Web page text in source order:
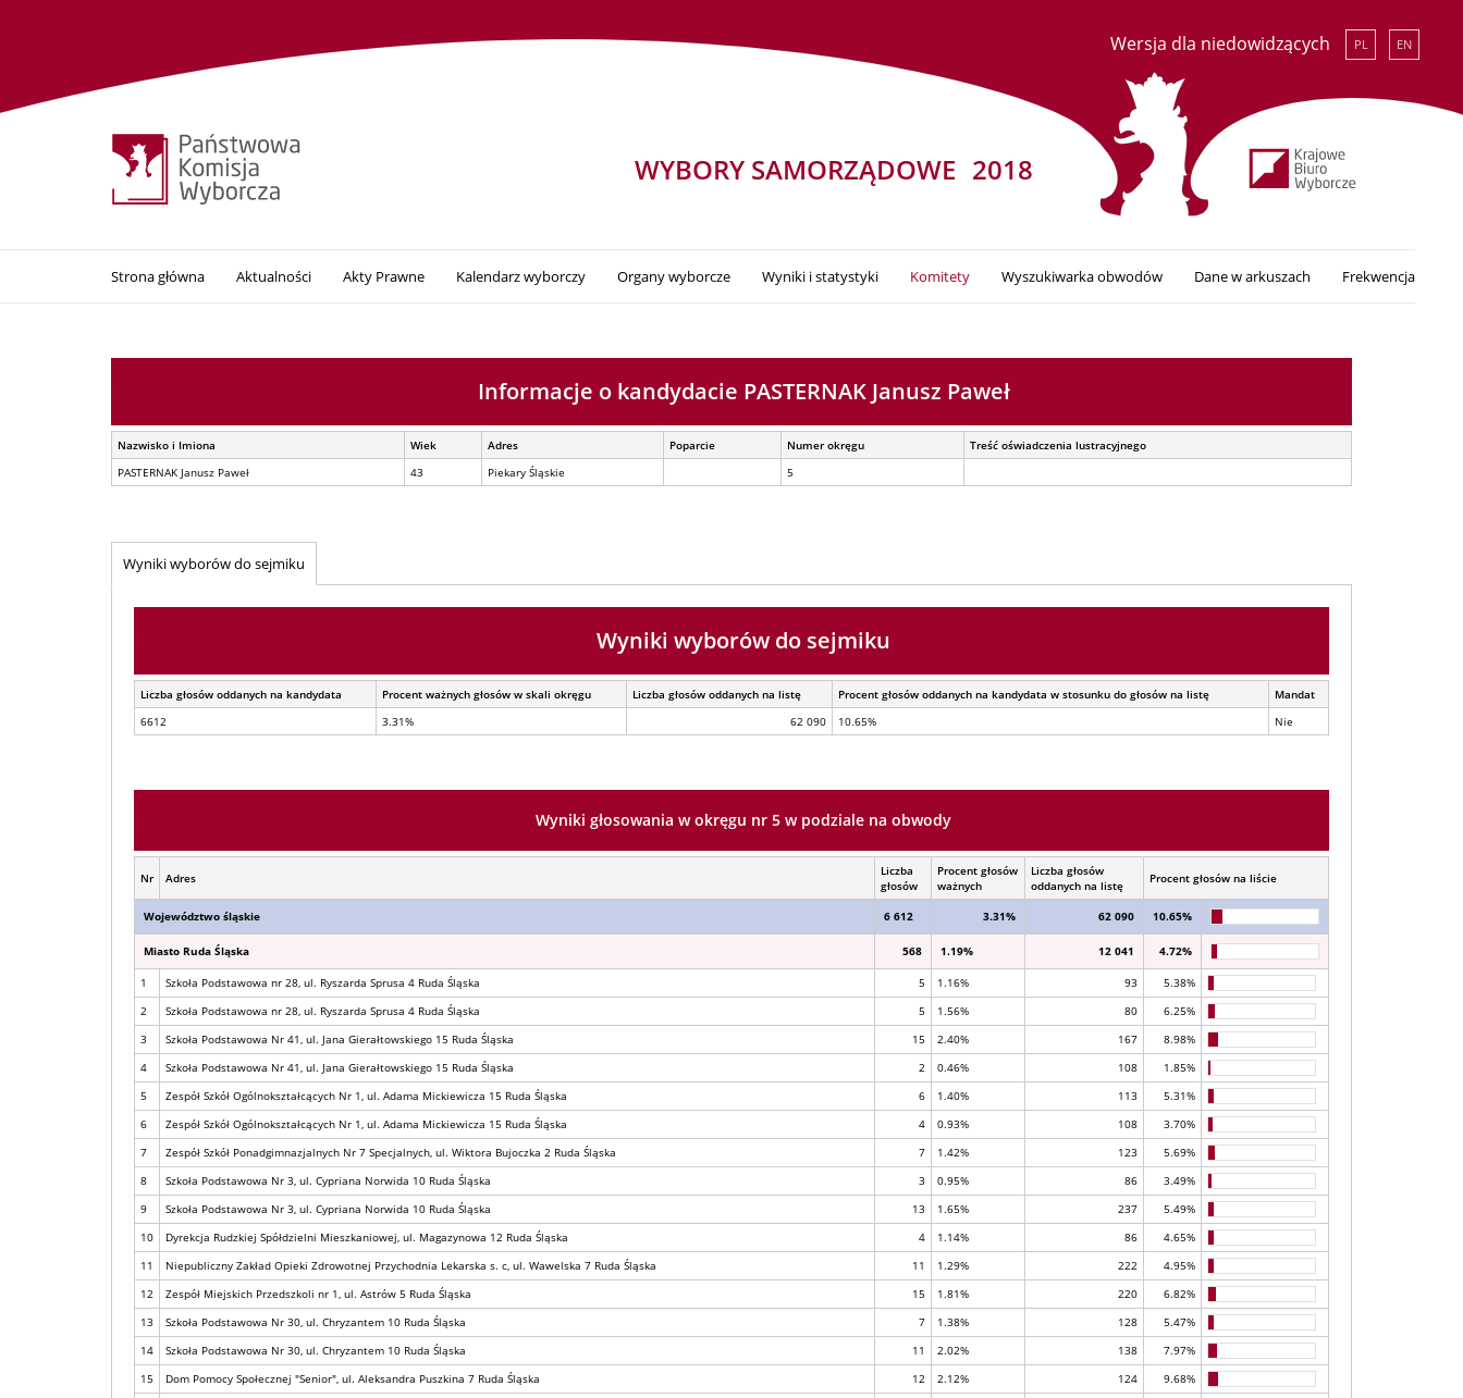
Wersja dla niedowidzących PL EN
WYBORY SAMORZĄDOWE 2018
Strona główna Aktualności Akty Prawne Kalendarz wyborczy Organy wyborcze Wyniki i statystyki Komitety Wyszukiwarka obwodów Dane w arkuszach Frekwencja
Informacje o kandydacie PASTERNAK Janusz Paweł
Nazwisko i Imiona Wiek Adres Poparcie Numer okręgu
Treść oświadczenia lustracyjnego
PASTERNAK Janusz Paweł
43 Piekary Śląskie 5
Wyniki wyborów do sejmiku
Wyniki wyborów do sejmiku
Liczba głosów oddanych na kandydata Procent ważnych głosów w skali okręgu Liczba głosów oddanych na listę Procent głosów oddanych na kandydata w stosunku do głosów na listę
Mandat
6612
3.31% 62 090 10.65% Nie
Wyniki głosowania w okręgu nr 5 w podziale na obwody
Nr Adres
Liczba
głosów
Procent głosów
ważnych
Liczba głosów
oddanych na listę
Procent głosów na liście
Województwo śląskie 6 612 3.31% 62 090 10.65%
Miasto Ruda Śląska 568 1.19% 12 041 4.72%
1 Szkoła Podstawowa nr 28, ul. Ryszarda Sprusa 4 Ruda Śląska 5 1.16% 93
5.38%
2
Szkoła Podstawowa nr 28, ul. Ryszarda Sprusa 4 Ruda Śląska 5 1.56% 80
6.25%
3
Szkoła Podstawowa Nr 41, ul. Jana Gierałtowskiego 15 Ruda Śląska 15 2.40% 167
8.98%
4
Szkoła Podstawowa Nr 41, ul. Jana Gierałtowskiego 15 Ruda Śląska 2 0.46% 108
1.85%
5
Zespół Szkół Ogólnokształcących Nr 1, ul. Adama Mickiewicza 15 Ruda Śląska 6 1.40% 113
5.31%
6
Zespół Szkół Ogólnokształcących Nr 1, ul. Adama Mickiewicza 15 Ruda Śląska 4 0.93% 108
3.70%
7
Zespół Szkół Ponadgimnazjalnych Nr 7 Specjalnych, ul. Wiktora Bujoczka 2 Ruda Śląska 7 1.42% 123
5.69%
8
Szkoła Podstawowa Nr 3, ul. Cypriana Norwida 10 Ruda Śląska 3 0.95% 86
3.49%
9
Szkoła Podstawowa Nr 3, ul. Cypriana Norwida 10 Ruda Śląska 13 1.65% 237
5.49%
10
Dyrekcja Rudzkiej Spółdzielni Mieszkaniowej, ul. Magazynowa 12 Ruda Śląska 4 1.14% 86
4.65%
11
Niepubliczny Zakład Opieki Zdrowotnej Przychodnia Lekarska s. c, ul. Wawelska 7 Ruda Śląska 11 1.29% 222
4.95%
12
Zespół Miejskich Przedszkoli nr 1, ul. Astrów 5 Ruda Śląska 15 1.81% 220
6.82%
13
Szkoła Podstawowa Nr 30, ul. Chryzantem 10 Ruda Śląska 7 1.38% 128
5.47%
14
Szkoła Podstawowa Nr 30, ul. Chryzantem 10 Ruda Śląska 11 2.02% 138
7.97%
15
Dom Pomocy Społecznej "Senior", ul. Aleksandra Puszkina 7 Ruda Śląska 12 2.12% 124
9.68%